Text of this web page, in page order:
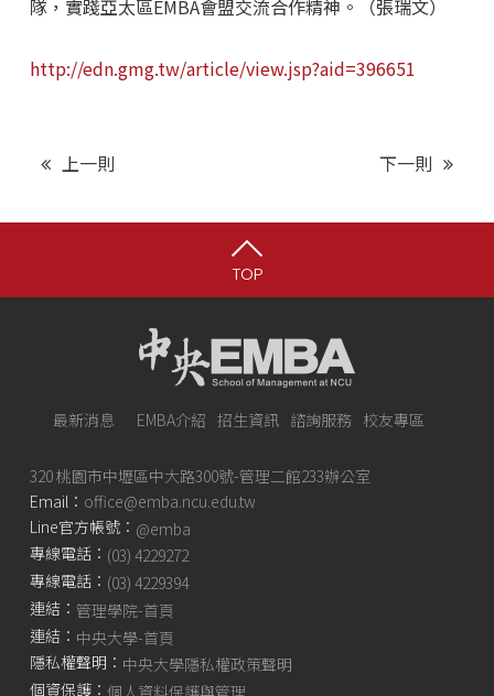
隊，實踐亞太區EMBA會盟交流合作精神。（張瑞文）
http://edn.gmg.tw/article/view.jsp?aid=396651
上一則 下一則
TOP
最新消息 EMBA介紹 招生資訊 諮詢服務 校友專區
320 桃園市中壢區中大路300號-管理二館233辦公室
Email： office@emba.ncu.edu.tw
Line官方帳號： @emba
專線電話： (03) 4229272
專線電話： (03) 4229394
連結： 管理學院-首頁
連結： 中央大學-首頁
隱私權聲明： 中央大學隱私權政策聲明
個資保護： 個人資料保護與管理